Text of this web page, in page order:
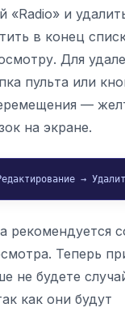
и
в конец
Для
пульта или
—
на экране.
→
рекомендуется
Теперь
не будете
как они будут